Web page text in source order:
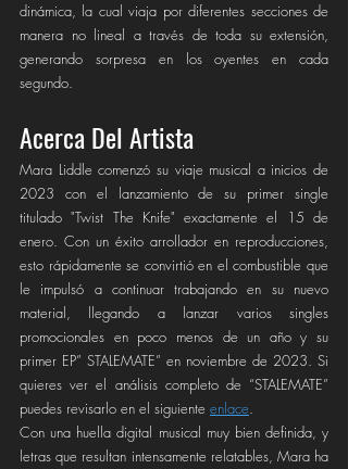
dinámica, la cual viaja por diferentes secciones de
manera no lineal a través de toda su extensión,
generando sorpresa en los oyentes en cada
segundo.
Acerca Del Artista
Mara Liddle comenzó su viaje musical a inicios de
2023 con el lanzamiento de su primer single
titulado "Twist The Knife" exactamente el 15 de
enero. Con un éxito arrollador en reproducciones,
esto rápidamente se convirtió en el combustible que
le impulsó a continuar trabajando en su nuevo
material, llegando a lanzar varios singles
promocionales en poco menos de un año y su
primer EP” STALEMATE” en noviembre de 2023. Si
quieres ver el análisis completo de “STALEMATE”
puedes revisarlo en el siguiente enlace.
Con una huella digital musical muy bien definida, y
letras que resultan intensamente relatables, Mara ha